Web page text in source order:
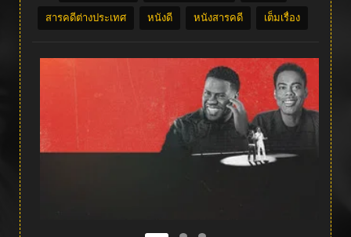
สารคดีต่างประเทศ หนังดี หนังสารคดี เต็มเรื่อง